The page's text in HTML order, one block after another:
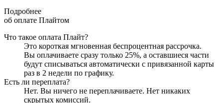
Подробнее
об оплате Плайтом
Что такое оплата Плайт?
Это короткая мгновенная беспроцентная рассрочка.
Вы оплачиваете сразу только 25%, а оставшиеся части
будут списываться автоматически с привязанной карты
раз в 2 недели по графику.
Есть ли переплата?
Нет. Вы ничего не переплачиваете. Нет никаких
скрытых комиссий.